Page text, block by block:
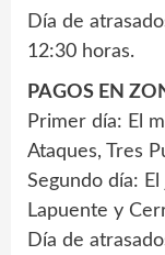
Día de
12:30 horas.
PAGOS EN
Primer día: El
Ataques, Tres
Segundo día:
Lapuente y
Día de